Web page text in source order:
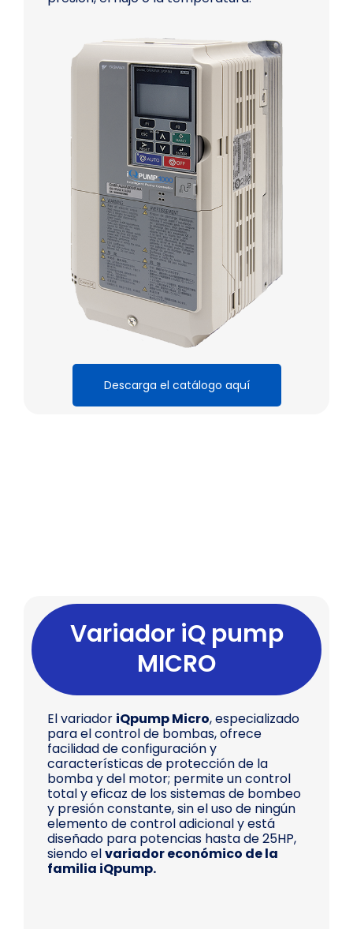
Descarga el catálogo aquí
Variador iQ pump
MICRO
El variador iQpump Micro, especializado
para el control de bombas, ofrece
facilidad de configuración y
características de protección de la
bomba y del motor; permite un control
total y eficaz de los sistemas de bombeo
y presión constante, sin el uso de ningún
elemento de control adicional y está
diseñado para potencias hasta de 25HP,
siendo elvariador económico de la
familia iQpump.